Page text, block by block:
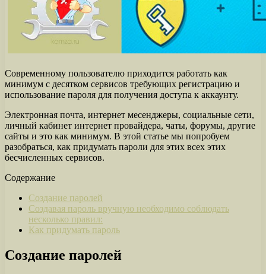
Современному пользователю приходится работать как
минимум с десятком сервисов требующих регистрацию и
использование пароля для получения доступа к аккаунту.
Электронная почта, интернет месенджеры, социальные сети,
личный кабинет интернет провайдера, чаты, форумы, другие
сайты и это как минимум. В этой статье мы попробуем
разобраться, как придумать пароли для этих всех этих
бесчисленных сервисов.
Содержание
Создание паролей
Создавая пароль вручную необходимо соблюдать
несколько правил:
Как придумать пароль
Создание паролей